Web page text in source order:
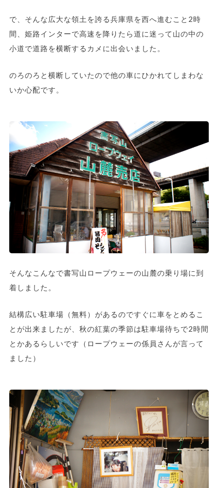
で、そんな広大な領土を誇る兵庫県を西へ進むこと2時
間、姫路インターで高速を降りたら道に迷って山の中の
小道で道路を横断するカメに出会いました。
のろのろと横断していたので他の車にひかれてしまわな
いか心配です。
そんなこんなで書写山ロープウェーの山麓の乗り場に到
着しました。
結構広い駐車場（無料）があるのですぐに車をとめるこ
とが出来ましたが、秋の紅葉の季節は駐車場待ちで2時間
とかあるらしいです（ロープウェーの係員さんが言って
ました）